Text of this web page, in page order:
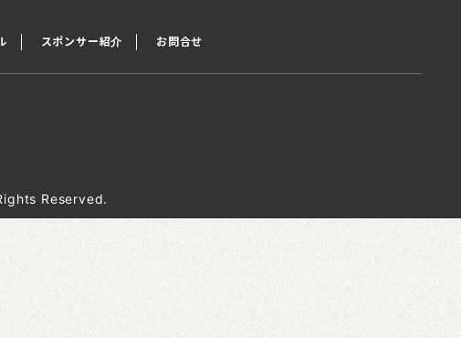
スポンサー紹介 お問合せ
Reserved.